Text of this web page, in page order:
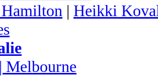
| Heikki
Melbourne